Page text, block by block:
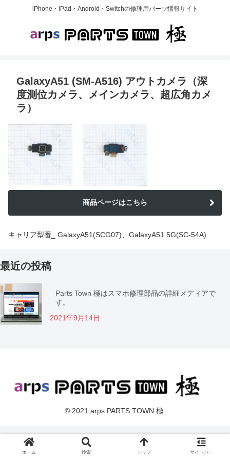
iPhone・iPad・Android・Switchの修理用パーツ情報サイト
GalaxyA51 (SM-A516) アウトカメラ（深
度測位カメラ、メインカメラ、超広角カメ
ラ）
商品ページはこちら
キャリア型番_ GalaxyA51(SCG07)、GalaxyA51 5G(SC-54A)
最近の投稿
Parts Town 極はスマホ修理部品の詳細メディアで
す。
2021年9月14日
© 2021 arps PARTS TOWN 極.
ホーム 検索 トップ サイドバー